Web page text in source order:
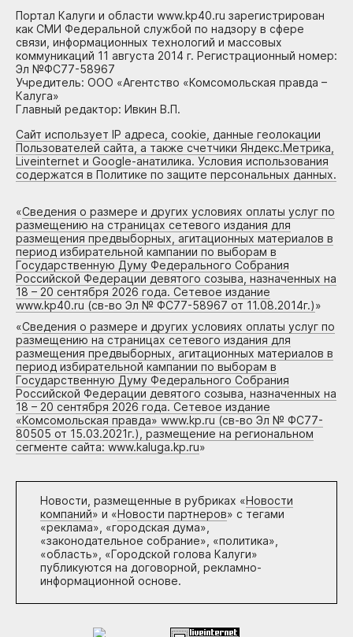
Портал Калуги и области www.kp40.ru зарегистрирован
как СМИ Федеральной службой по надзору в сфере
связи, информационных технологий и массовых
коммуникаций 11 августа 2014 г. Регистрационный номер:
Эл №ФС77-58967
Учредитель: ООО «Агентство «Комсомольская правда –
Калуга»
Главный редактор: Ивкин В.П.
Сайт использует IP адреса, cookie, данные геолокации
Пользователей сайта, а также счетчики Яндекс.Метрика,
Liveinternet и Google-анатилика. Условия использования
содержатся в Политике по защите персональных данных.
«Сведения о размере и других условиях оплаты услуг по
размещению на страницах сетевого издания для
размещения предвыборных, агитационных материалов в
период избирательной кампании по выборам в
Государственную Думу Федерального Собрания
Российской Федерации девятого созыва, назначенных на
18 – 20 сентября 2026 года. Сетевое издание
www.kp40.ru (св-во Эл № ФС77-58967 от 11.08.2014г.)»
«Сведения о размере и других условиях оплаты услуг по
размещению на страницах сетевого издания для
размещения предвыборных, агитационных материалов в
период избирательной кампании по выборам в
Государственную Думу Федерального Собрания
Российской Федерации девятого созыва, назначенных на
18 – 20 сентября 2026 года. Сетевое издание
«Комсомольская правда» www.kp.ru (св-во Эл № ФС77-
80505 от 15.03.2021г.), размещение на региональном
сегменте сайта: www.kaluga.kp.ru»
Новости, размещенные в рубриках «Новости
компаний» и «Новости партнеров» с тегами
«реклама», «городская дума»,
«законодательное собрание», «политика»,
«область», «Городской голова Калуги»
публикуются на договорной, рекламно-
информационной основе.